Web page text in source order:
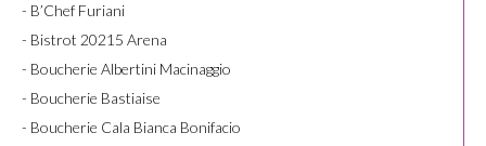
- B’Chef Furiani
- Bistrot 20215 Arena
- Boucherie Albertini Macinaggio
- Boucherie Bastiaise
- Boucherie Cala Bianca Bonifacio